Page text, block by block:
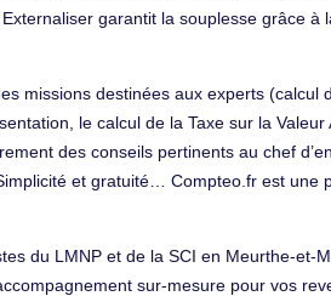
garantit la souplesse grâce à
missions destinées aux experts (calcul
le calcul de la Taxe sur la Valeur
des conseils pertinents au chef
et gratuité… Compteo.fr est une
du LMNP et de la SCI en Meurthe-et-
sur-mesure pour vos